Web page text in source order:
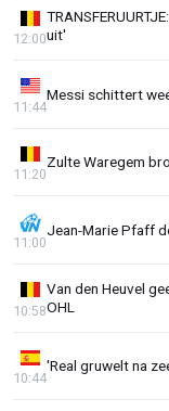
uit'
12:00
Messi schittert
11:44
Zulte Waregem
11:20
Jean-Marie Pfaff
11:00
Van den Heuvel
OHL
10:58
'Real gruwelt na
10:44